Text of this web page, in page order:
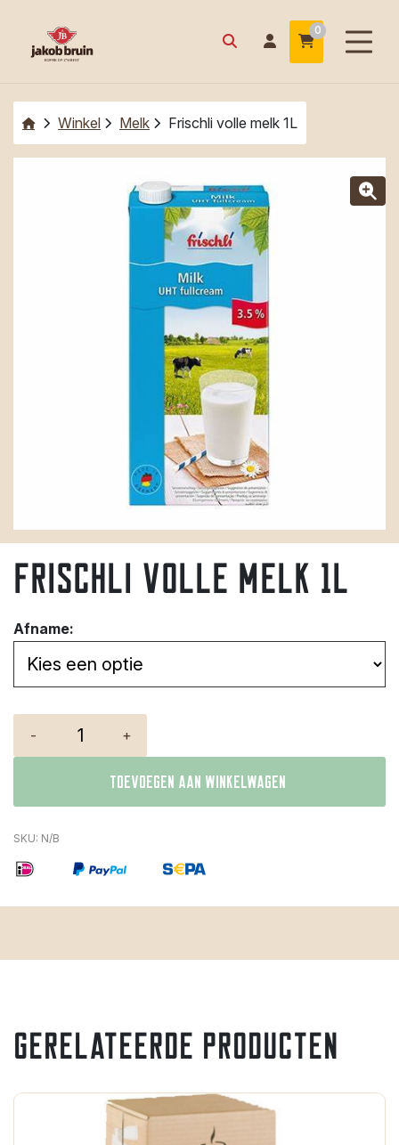
0
Winkel Melk Frischli volle melk 1L
Frischli volle melk 1L
Afname:
- +
Toevoegen aan winkelwagen
SKU: N/B
Gerelateerde producten